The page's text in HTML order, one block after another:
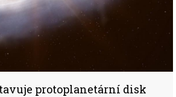
protoplanetární disk